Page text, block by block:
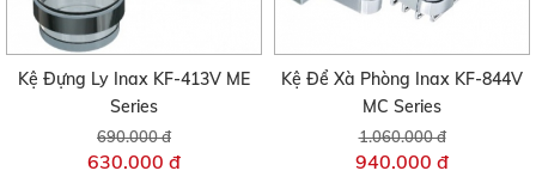
Kệ Đựng Ly Inax KF-413V ME
Series
690.000 đ
630.000 đ
Kệ Để Xà Phòng Inax KF-844V
MC Series
1.060.000 đ
940.000 đ